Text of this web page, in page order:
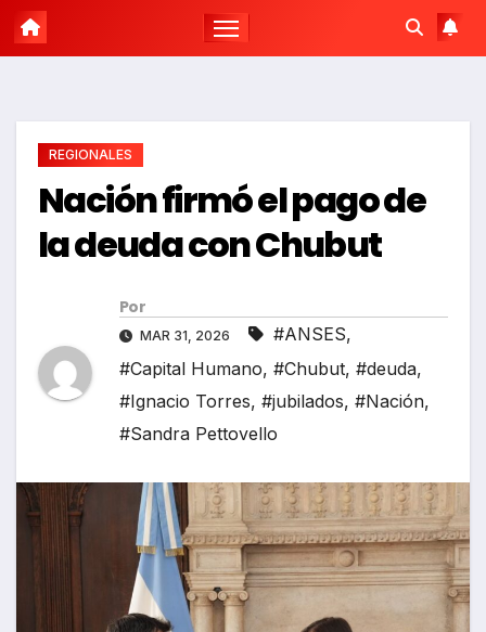
REGIONALES
Nación firmó el pago de
la deuda con Chubut
Por
MAR 31, 2026 #ANSES,
#Capital Humano, #Chubut, #deuda,
#Ignacio Torres, #jubilados, #Nación,
#Sandra Pettovello